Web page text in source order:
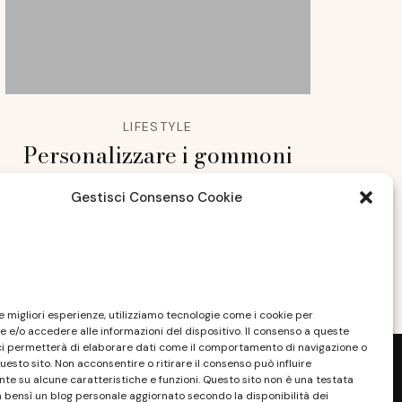
Gestisci Consenso Cookie
migliori esperienze, utilizziamo tecnologie come i cookie per
e/o accedere alle informazioni del dispositivo. Il consenso a queste
permetterà di elaborare dati come il comportamento di navigazione o
sito. Non acconsentire o ritirare il consenso può influire
su alcune caratteristiche e funzioni. Questo sito non è una testata
bensì un blog personale aggiornato secondo la disponibilità dei
LIFESTYLE
Personalizzare i gommoni
professionali